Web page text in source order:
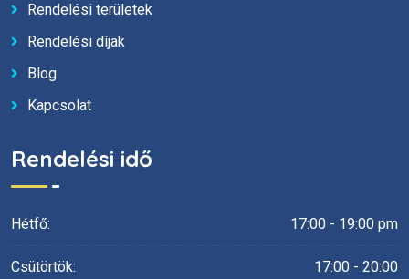
Rendelési területek
Rendelési díjak
Blog
Kapcsolat
Rendelési idő
Hétfő: 17:00 - 19:00 pm
Csütörtök: 17:00 - 20:00